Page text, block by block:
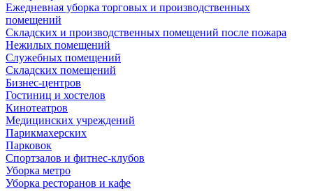
Ежедневная уборка торговых и производственных
помещений
Складских и производственных помещений после пожара
Нежилых помещений
Служебных помещений
Складских помещений
Бизнес-центров
Гостиниц и хостелов
Кинотеатров
Медицинских учреждений
Парикмахерских
Парковок
Спортзалов и фитнес-клубов
Уборка метро
Уборка ресторанов и кафе